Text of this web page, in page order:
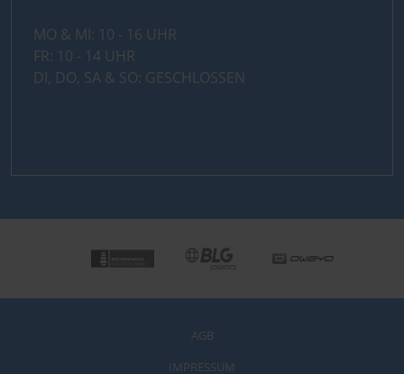
MO & MI: 10 - 16 UHR
FR: 10 - 14 UHR
DI, DO, SA & SO: GESCHLOSSEN
AGB
IMPRESSUM